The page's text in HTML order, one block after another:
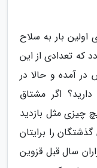
اولین بار به سلاح
که تعدادی از این
در آمده و حالا در
اگر مشتاق
چیزی مثل بازدید
را برایتان
سال قبل قزوین